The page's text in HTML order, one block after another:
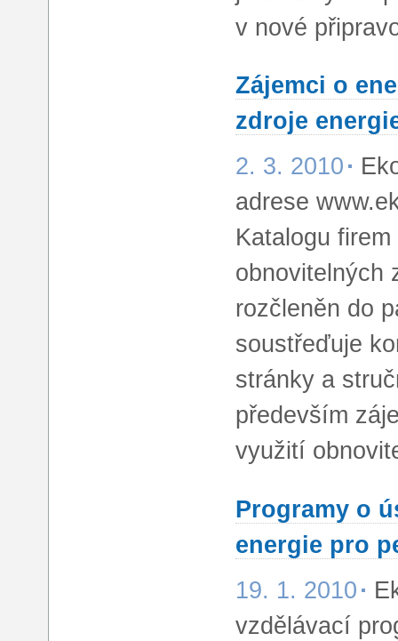
v nové
Zájemci o
zdroje
2. 3. 2010
adrese
Katalogu
obnovitelných
rozčleněn do
soustřeďuje
stránky a
především
využití
Programy o
energie pro
19. 1. 2010
vzdělávací